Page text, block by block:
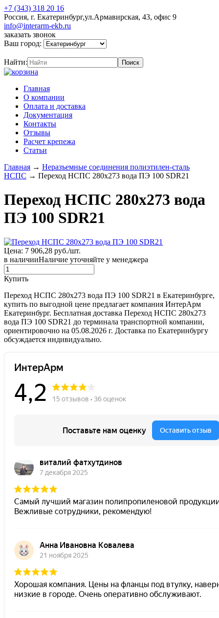
+7 (343) 318 20 16
Россия, г. Екатеринбург,ул.Армавирская, 43, офис 9
info@interarm-ekb.ru
заказать звонок
Ваш город:
Найти:
Главная
О компании
Оплата и доставка
Документация
Контакты
Отзывы
Расчет крепежа
Статьи
Главная → Неразъемные соединения полиэтилен-сталь
НСПС → Переход НСПС 280х273 вода ПЭ 100 SDR21
Переход НСПС 280х273 вода
ПЭ 100 SDR21
Цена: 7 906,28 руб./шт.
в наличииНаличие уточняйте у менеджера
Купить
Переход НСПС 280х273 вода ПЭ 100 SDR21 в Екатеринбурге,
купить по выгодной цене предлагает компания ИнтерАрм
Екатеринбург. Бесплатная доставка Переход НСПС 280х273
вода ПЭ 100 SDR21 до терминала транспортной компании,
ориентировочно на 05.08.2026 г. Доставка по Екатеринбургу
обсуждается индивидуально.